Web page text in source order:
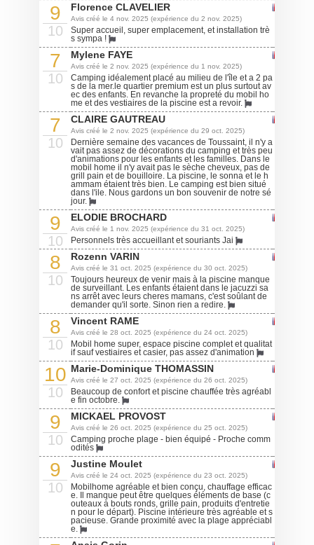
9
10
Florence CLAVELIER
Avis créé le 4 nov. 2025 (expérience du 2 nov. 2025)
Super accueil, super emplacement, et installation trè
s sympa !
7
10
Mylene FAYE
Avis créé le 2 nov. 2025 (expérience du 1 nov. 2025)
Camping idéalement placé au milieu de l'île et a 2 pa
s de la mer.le quartier premium est un plus surtout av
ec des enfants. En revanche la propreté du mobil ho
me et des vestiaires de la piscine est a revoir.
7
10
CLAIRE GAUTREAU
Avis créé le 2 nov. 2025 (expérience du 29 oct. 2025)
Dernière semaine des vacances de Toussaint, il n'y a
vait pas assez de décorations du camping et très peu
d'animations pour les enfants et les familles. Dans le
mobil home il n'y avait pas le sèche cheveux, pas de
grill pain et de bouilloire. La piscine, le sonna et le h
ammam étaient très bien. Le camping est bien situé
dans l'ile. Nous gardons un bon souvenir de notre sé
jour.
9
10
ELODIE BROCHARD
Avis créé le 1 nov. 2025 (expérience du 31 oct. 2025)
Personnels très accueillant et souriants Jai
8
10
Rozenn VARIN
Avis créé le 31 oct. 2025 (expérience du 30 oct. 2025)
Toujours heureux de venir mais à la piscine manque
de surveillant. Les enfants étaient dans le jacuzzi sa
ns arrêt avec leurs cheres mamans, c'est soûlant de
demander qu'il sorte. Sinon rien a redire.
8
10
Vincent RAME
Avis créé le 28 oct. 2025 (expérience du 24 oct. 2025)
Mobil home super, espace piscine complet et qualitat
if sauf vestiaires et casier, pas assez d'animation
10
10
Marie-Dominique THOMASSIN
Avis créé le 27 oct. 2025 (expérience du 26 oct. 2025)
Beaucoup de confort et piscine chauffée très agréabl
e fin octobre.
9
10
MICKAEL PROVOST
Avis créé le 26 oct. 2025 (expérience du 25 oct. 2025)
Camping proche plage - bien équipé - Proche comm
odités
9
10
Justine Moulet
Avis créé le 24 oct. 2025 (expérience du 23 oct. 2025)
Mobilhome agréable et bien conçu, chauffage efficac
e. Il manque peut être quelques éléments de base (c
outeaux à bouts ronds, grille pain, produits d'entretie
n pour le départ). Piscine intérieure très agréable et s
pacieuse. Grande proximité avec la plage appréciabl
e.